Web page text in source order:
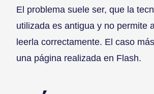
El problema suele ser, que la
utilizada es antigua y no permite
leerla correctamente. El caso
una página realizada en Flash.